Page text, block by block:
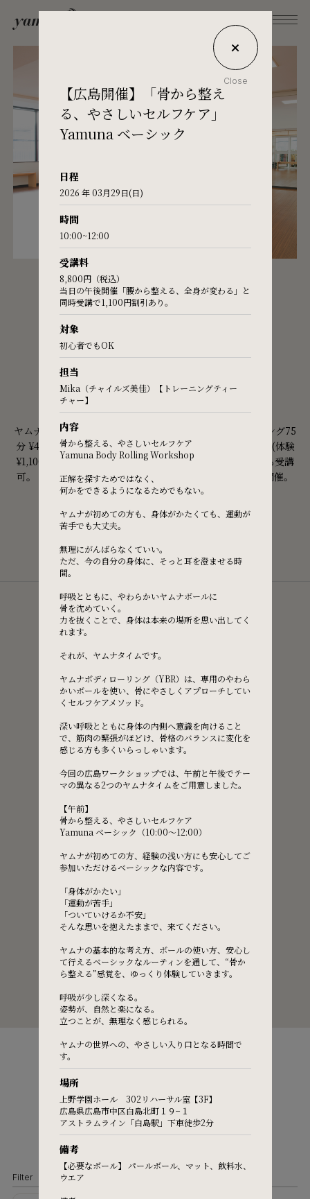
What's Yamuna?
Try Yamuna
The Yamuna Methods
Journal
Inquiries
Practitioners site
Close
【広島開催】「骨から整え
る、やさしいセルフケア」
Yamuna ベーシック
日程
2026 年 03月29日(日)
時間
10:00~12:00
受講料
8,800円（税込）
当日の午後開催「腰から整える、全身が変わる」と
同時受講で1,100円割引あり。
対象
初心者でもOK
担当
Mika（チャイルズ美佳）【トレーニングティー
チャー】
内容
骨から整える、やさしいセルフケア
Yamuna Body Rolling Workshop
正解を探すためではなく、
何かをできるようになるためでもない。
ヤムナが初めての方も、身体がかたくても、運動が
苦手でも大丈夫。
無理にがんばらなくていい。
ただ、今の自分の身体に、そっと耳を澄ませる時
間。
呼吸とともに、やわらかいヤムナボールに
骨を沈めていく。
力を抜くことで、身体は本来の場所を思い出してく
れます。
それが、ヤムナタイムです。
ヤムナボディローリング（YBR）は、専用のやわら
かいボールを使い、骨にやさしくアプローチしてい
くセルフケアメソッド。
深い呼吸とともに身体の内側へ意識を向けること
で、筋肉の緊張がほどけ、骨格のバランスに変化を
感じる方も多くいらっしゃいます。
今回の広島ワークショップでは、午前と午後でテー
マの異なる2つのヤムナタイムをご用意しました。
【午前】
骨から整える、やさしいセルフケア
Yamuna ベーシック（10:00〜12:00）
ヤムナが初めての方、経験の浅い方にも安心してご
参加いただけるベーシックな内容です。
「身体がかたい」
「運動が苦手」
「ついていけるか不安」
そんな思いを抱えたままで、来てください。
ヤムナの基本的な考え方、ボールの使い方、安心し
て行えるベーシックなルーティンを通して、“骨か
ら整える”感覚を、ゆっくり体験していきます。
呼吸が少し深くなる。
姿勢が、自然と楽になる。
立つことが、無理なく感じられる。
ヤムナの世界への、やさしい入り口となる時間で
す。
場所
上野学園ホール 302リハーサル室【3F】
広島県広島市中区白島北町１９−１
アストラムライン「白島駅」下車徒歩2分
備考
【必要なボール】 パールボール、マット、飲料水、
ウエア
STUDIO
TRIAL
Yamuna Studio & Store
ヤムナスタジオとは？
ヤムナ専門のスタジオ。 グループレッスン／ボディローリング75
分 ¥4,400(体験 ¥3,300)、 フットフィットネス30分 ¥1,925 (体験
¥1,100)ほか。各メソッドのプライベ ートレッスン (施術) も受講
可。 目的別のワークショップ (イベントレッスン)も 随時開催。
入会金なし、 各種ヤムナボール、ウェアの購入可。
Regular Class
レギュラーレッスンはこちら
Book Now
Private Class
Book Now
EVENTS
イベント情報
Filter